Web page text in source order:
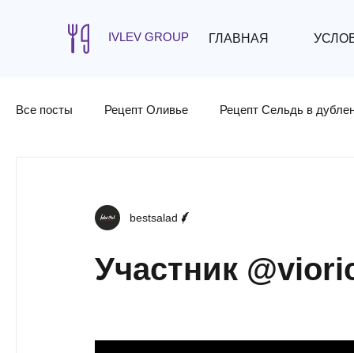
IVLEV GROUP ГЛАВНАЯ
Все посты Рецепт Оливье Рецепт Сельдь в
bestsalad
Участник